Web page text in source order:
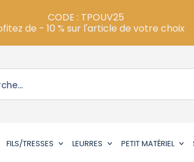
FILS/TRESSES LEURRES PETIT MATÉRIEL
CODE : TPOUV25
de - 10 % sur l'article de votre choix